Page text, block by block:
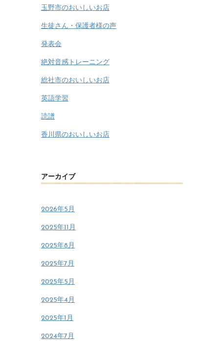
玉野市のおいしいお店
生徒さん・保護者様の声
発表会
絶対音感トレーニング
総社市のおいしいお店
英語学習
読譜
香川県のおいしいお店
アーカイブ
2026年5月
2025年11月
2025年8月
2025年7月
2025年5月
2025年4月
2025年1月
2024年7月